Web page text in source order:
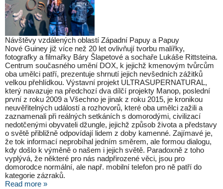
Návštěvy vzdálených oblastí Západní Papuy a Papuy
Nové Guiney již více než 20 let ovlivňují tvorbu malířky,
fotografky a filmařky Báry Šlapetové a sochaře Lukáše Rittsteina.
Centrum současného umění DOX, k jejichž kmenovým tvůrcům
oba umělci patří, prezentuje shrnutí jejich nevšedních zážitků
velkou přehlídkou. Výstavní projekt ULTRASUPERNATURAL,
který navazuje na předchozí dva dílčí projekty Manop, poslední
první z roku 2009 a Všechno je jinak z roku 2015, je kronikou
neuvěřitelných událostí a rozhovorů, které oba umělci zažili a
zaznamenali při reálných setkáních s domorodými, civilizací
nedotčenými obyvateli džungle, jejichž způsob života a představy
o světě přibližně odpovídají lidem z doby kamenné. Zajímavé je,
že tok informací neprobíhal jedním směrem, ale formou dialogu,
kdy došlo k výměně o našem i jejich světě. Paradoxně z toho
vyplývá, že některé pro nás nadpřirozené věci, jsou pro
domorodce normální, ale např. mobilní telefon pro ně patří do
kategorie zázraků.
Read more »